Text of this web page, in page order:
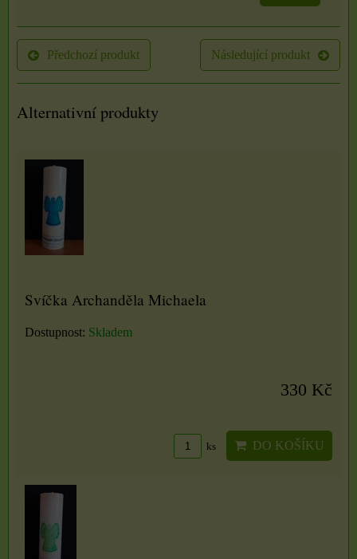
Předchozí produkt Následující produkt
Alternativní produkty
Svíčka Archanděla Michaela
Dostupnost: Skladem
330 Kč
ks DO KOŠÍKU